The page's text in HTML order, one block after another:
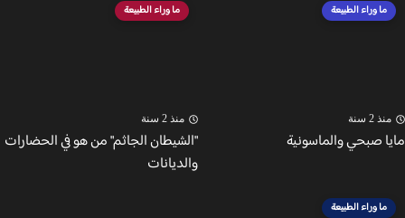
ما وراء الطبيعة
2 سنة
صبحي والماسونية
ما وراء الطبيعة
منذ 2 سنة
"الشيطان الجاثم" من هو في الحضارات
والديانات
ما وراء الطبيعة